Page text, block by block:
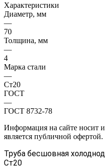
Характеристики
Диаметр, мм
—
70
Толщина, мм
—
4
Марка стали
—
Ст20
ГОСТ
—
ГОСТ 8732-78
Информация на сайте носит
является публичной офертой.
Труба бесшовная
Ст20